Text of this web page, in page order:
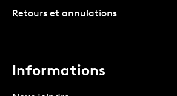
Retours et annulations
Informations